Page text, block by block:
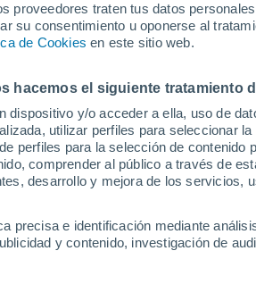
proveedores traten tus datos
su consentimiento u oponerse al
de Cookies en este sitio web.
hacemos el siguiente tratamiento
dispositivo y/o acceder a ella, uso de
utilizar perfiles para seleccionar
perfiles para la selección de contenido
comprender al público a través de
desarrollo y mejora de los servicios,
precisa e identificación mediante
y contenido, investigación de
Katunayake